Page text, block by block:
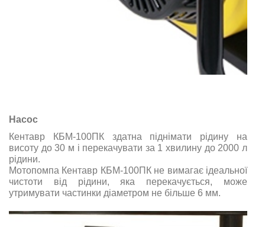
Насос
Кентавр КБМ-100ПК здатна піднімати рідину на
висоту до 30 м і перекачувати за 1 хвилину до 2000 л
рідини.
Мотопомпа Кентавр КБМ-100ПК не вимагає ідеальної
чистоти від рідини, яка перекачується, може
утримувати частинки діаметром не більше 6 мм.